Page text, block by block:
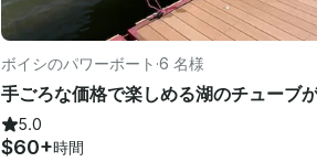
ボイシのパワーボート ·6 名様
5.0
$60+時間